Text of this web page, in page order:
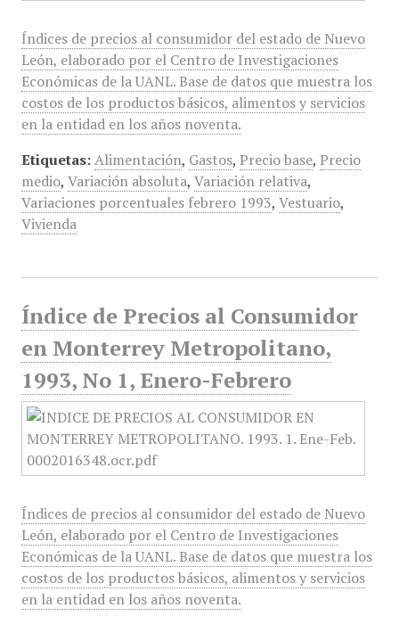
Índices de precios al consumidor del estado de Nuevo
León, elaborado por el Centro de Investigaciones
Económicas de la UANL. Base de datos que muestra los
costos de los productos básicos, alimentos y servicios
en la entidad en los años noventa.
Etiquetas: Alimentación, Gastos, Precio base, Precio
medio, Variación absoluta, Variación relativa,
Variaciones porcentuales febrero 1993, Vestuario,
Vivienda
Índice de Precios al Consumidor
en Monterrey Metropolitano,
1993, No 1, Enero-Febrero
Índices de precios al consumidor del estado de Nuevo
León, elaborado por el Centro de Investigaciones
Económicas de la UANL. Base de datos que muestra los
costos de los productos básicos, alimentos y servicios
en la entidad en los años noventa.